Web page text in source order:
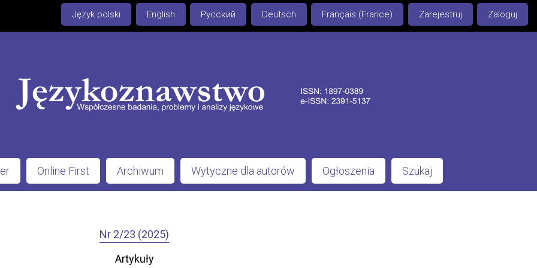
Język polski English Русский Deutsch Français (France) Zarejestruj Zaloguj
Online First Archiwum Wytyczne dla autorów Ogłoszenia Szukaj
Nr 2/23 (2025)
Artykuły